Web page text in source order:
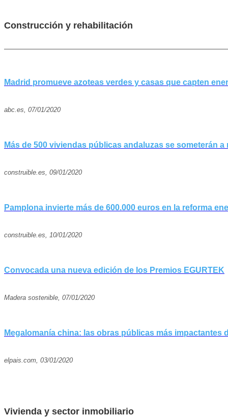
Construcción y rehabilitación
Madrid promueve azoteas verdes y casas que capten
abc.es, 07/01/2020
Más de 500 viviendas públicas andaluzas se someterán
construible.es, 09/01/2020
Pamplona invierte más de 600.000 euros en la reforma
construible.es, 10/01/2020
Convocada una nueva edición de los Premios EGURTEK
Madera sostenible, 07/01/2020
Megalomanía china: las obras públicas más impactantes
elpais.com, 03/01/2020
Vivienda y sector inmobiliario